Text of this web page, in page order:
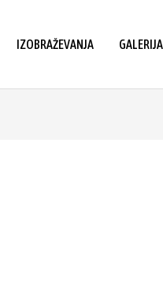
IZOBRAŽEVANJA GALERIJA